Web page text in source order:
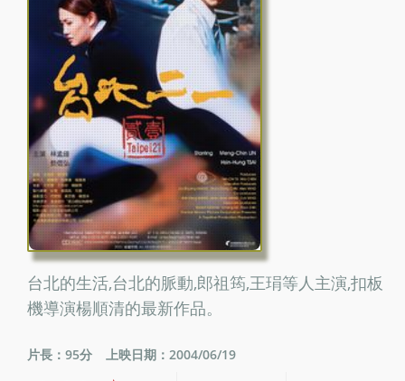
台北的生活,台北的脈動,郎祖筠,王琄等人主演,扣板
機導演楊順清的最新作品。
片長：95分 上映日期：2004/06/19